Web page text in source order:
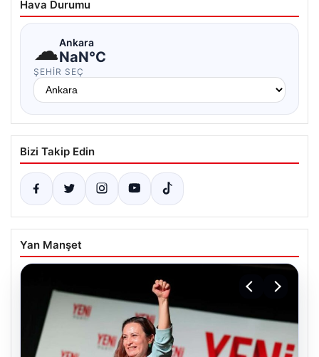
Hava Durumu
☁Ankara
NaN°C
ŞEHIR SEÇ
Bizi Takip Edin
Yan Manşet